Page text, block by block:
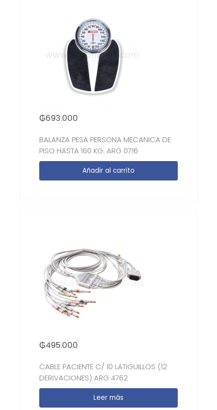
₲693.000
BALANZA PESA PERSONA MECANICA DE
PISO HASTA 160 KG. ARG 0716
Añadir al carrito
₲495.000
CABLE PACIENTE C/ 10 LATIGUILLOS (12
DERIVACIONES) ARG 4762
Leer más